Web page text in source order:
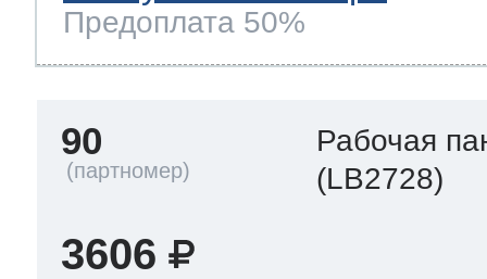
Предоплата 50%
90
Рабочая
(LB2728)
3606